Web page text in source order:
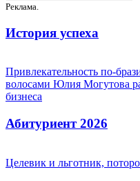
Реклама.
История успеха
Привлекательность по-
волосами Юлия Могутова
бизнеса
Абитуриент 2026
Целевик и льготник,